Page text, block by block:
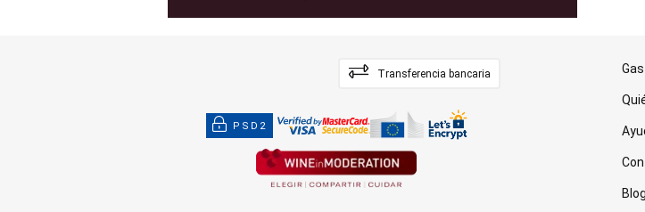
Transferencia bancaria
PSD2
Blog